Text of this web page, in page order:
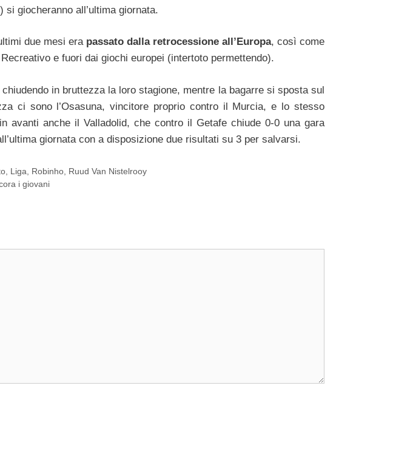
giocheranno all’ultima giornata.
due mesi era passato dalla retrocessione all’Europa, così come
e fuori dai giochi europei (intertoto permettendo).
in bruttezza la loro stagione, mentre la bagarre si sposta sul
ci sono l’Osasuna, vincitore proprio contro il Murcia, e lo stesso
avanti anche il Valladolid, che contro il Getafe chiude 0-0 una gara
giornata con a disposizione due risultati su 3 per salvarsi.
Liga Robinho Ruud Van Nistelrooy
i giovani